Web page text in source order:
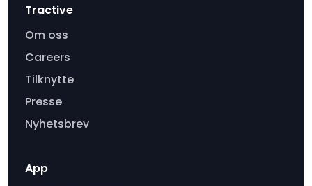
Tractive
Om oss
Careers
Tilknytte
Presse
Nyhetsbrev
App